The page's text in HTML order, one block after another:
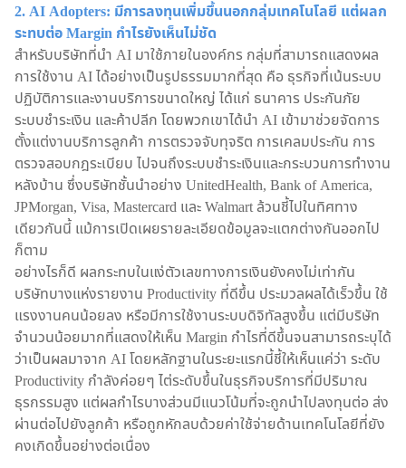
2. AI Adopters: มีการลงทุนเพิ่มขึ้นนอกกลุ่มเทคโนโลยี แต่ผลก
ระทบต่อ Margin กำไรยังเห็นไม่ชัด
สำหรับบริษัทที่นำ AI มาใช้ภายในองค์กร กลุ่มที่สามารถแสดงผล
การใช้งาน AI ได้อย่างเป็นรูปธรรมมากที่สุด คือ ธุรกิจที่เน้นระบบ
ปฏิบัติการและงานบริการขนาดใหญ่ ได้แก่ ธนาคาร ประกันภัย
ระบบชำระเงิน และค้าปลีก โดยพวกเขาได้นำ AI เข้ามาช่วยจัดการ
ตั้งแต่งานบริการลูกค้า การตรวจจับทุจริต การเคลมประกัน การ
ตรวจสอบกฎระเบียบ ไปจนถึงระบบชำระเงินและกระบวนการทำงาน
หลังบ้าน ซึ่งบริษัทชั้นนำอย่าง UnitedHealth, Bank of America,
JPMorgan, Visa, Mastercard และ Walmart ล้วนชี้ไปในทิศทาง
เดียวกันนี้ แม้การเปิดเผยรายละเอียดข้อมูลจะแตกต่างกันออกไป
ก็ตาม
อย่างไรก็ดี ผลกระทบในแง่ตัวเลขทางการเงินยังคงไม่เท่ากัน
บริษัทบางแห่งรายงาน Productivity ที่ดีขึ้น ประมวลผลได้เร็วขึ้น ใช้
แรงงานคนน้อยลง หรือมีการใช้งานระบบดิจิทัลสูงขึ้น แต่มีบริษัท
จำนวนน้อยมากที่แสดงให้เห็น Margin กำไรที่ดีขึ้นจนสามารถระบุได้
ว่าเป็นผลมาจาก AI โดยหลักฐานในระยะแรกนี้ชี้ให้เห็นแค่ว่า ระดับ
Productivity กำลังค่อยๆ ไต่ระดับขึ้นในธุรกิจบริการที่มีปริมาณ
ธุรกรรมสูง แต่ผลกำไรบางส่วนมีแนวโน้มที่จะถูกนำไปลงทุนต่อ ส่ง
ผ่านต่อไปยังลูกค้า หรือถูกหักลบด้วยค่าใช้จ่ายด้านเทคโนโลยีที่ยัง
คงเกิดขึ้นอย่างต่อเนื่อง